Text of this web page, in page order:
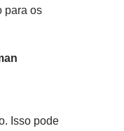
para os
Isso pode